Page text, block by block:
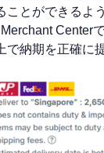
ことができるよ
Center
で納期を正確に